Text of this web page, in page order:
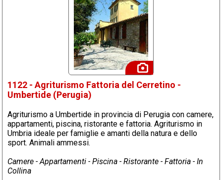
1122 - Agriturismo Fattoria del Cerretino -
Umbertide (Perugia)
Agriturismo a Umbertide in provincia di Perugia con camere,
appartamenti, piscina, ristorante e fattoria. Agriturismo in
Umbria ideale per famiglie e amanti della natura e dello
sport. Animali ammessi.
Camere - Appartamenti - Piscina - Ristorante - Fattoria - In
Collina